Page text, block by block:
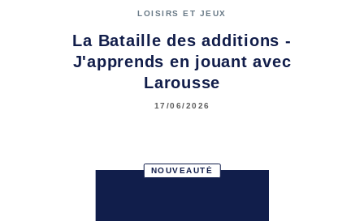
LOISIRS ET JEUX
La Bataille des additions -
J'apprends en jouant avec
Larousse
17/06/2026
NOUVEAUTÉ